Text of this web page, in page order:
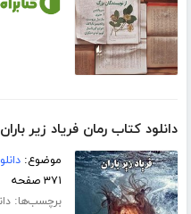
دانلود کتاب رمان فریاد زیر باران
موضوع:
۳۷۱ صفحه
برچسب‌ها: